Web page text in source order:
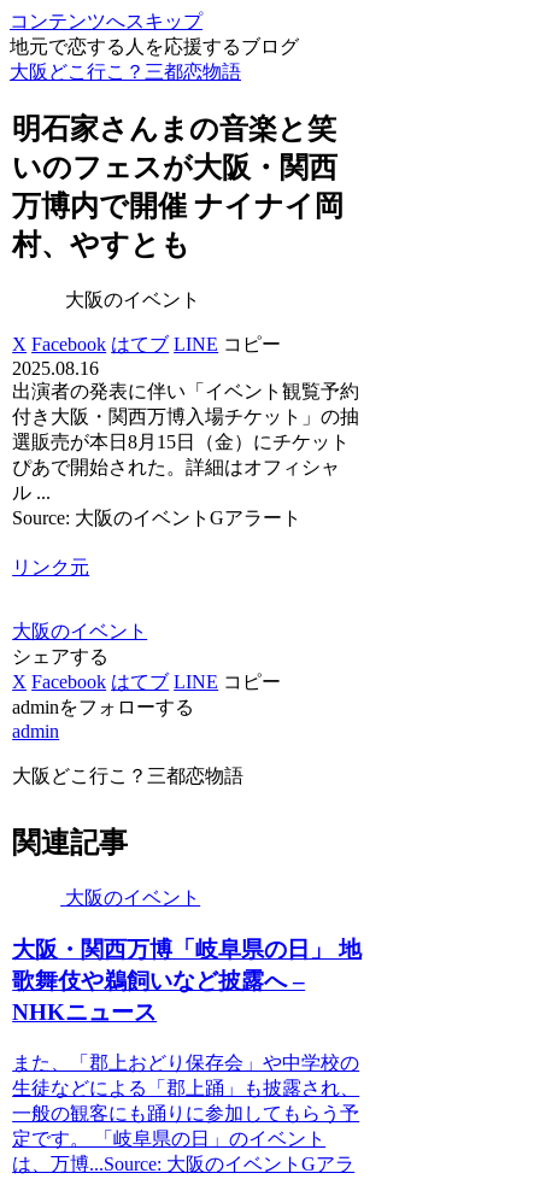
コンテンツへスキップ
地元で恋する人を応援するブログ
大阪どこ行こ？三都恋物語
明石家さんまの音楽と笑
いのフェスが大阪 ・関西
万博内で開催 ナイナイ岡
村、やすとも
大阪のイベント
X Facebook はてブ LINE コピー
2025.08.16
出演者の発表に伴い「イベント観覧予約
付き大阪・関西万博入場チケット」の抽
選販売が本日8月15日（金）にチケット
ぴあで開始された。詳細はオフィシャ
ル ...
Source: 大阪のイベントGアラート
リンク元
大阪のイベント
シェアする
X Facebook はてブ LINE コピー
adminをフォローする
admin
大阪どこ行こ？三都恋物語
関連記事
大阪のイベント
大阪 ・関西万博「岐阜県の日」 地
歌舞伎や鵜飼いなど披露へ –
NHKニュース
また、「郡上おどり保存会」や中学校の
生徒などによる「郡上踊」も披露され、
一般の観客にも踊りに参加してもらう予
定です。 「岐阜県の日」のイベント
は、万博...Source: 大阪のイベントGアラ